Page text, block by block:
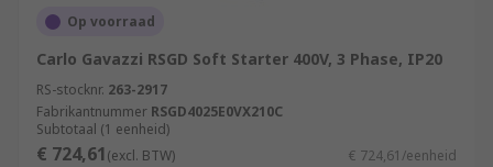
Op voorraad
Carlo Gavazzi RSGD Soft Starter 400V, 3 Phase, IP20
RS-stocknr. 263-2917
Fabrikantnummer RSGD4025E0VX210C
Subtotaal (1 eenheid)
€ 724,61(excl. BTW) € 724,61/eenheid